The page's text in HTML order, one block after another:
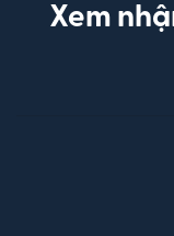
Xem